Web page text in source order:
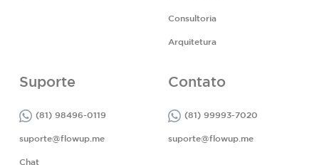
Consultoria
Arquitetura
Suporte
(81) 98496-0119
suporte@flowup.me
Chat
Contato
(81) 99993-7020
suporte@flowup.me